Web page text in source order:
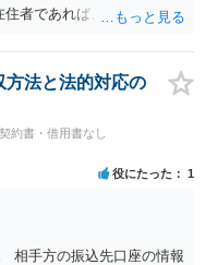
者であれば、当該国の弁
に、日本の弁護士よりも
性も高いです。 公開の場
で、詳細は別途お問合せ
方法と法的対応の
約書・借用書なし
役にたった 1
相手方の振込先口座の情報